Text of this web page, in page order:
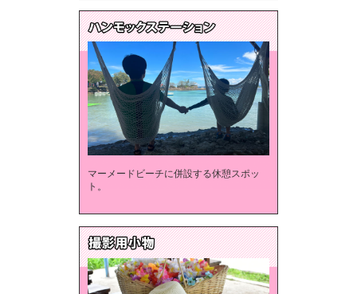
マーメードビーチに併設する休憩スポッ
ト。